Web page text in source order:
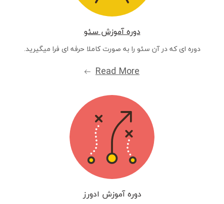
دوره آموزش سئو
دوره ای که در آن سئو را به صورت کاملا حرفه ای فرا میگیرید.
Read More
دوره آموزش ادورز